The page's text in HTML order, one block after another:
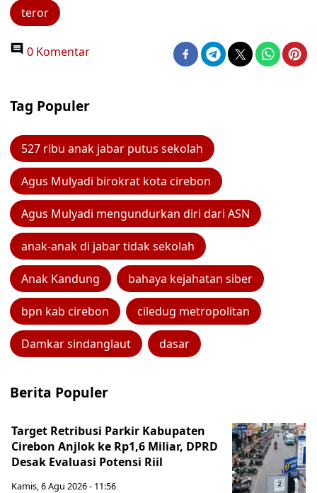
teror
0 Komentar
Tag Populer
527 ribu anak jabar putus sekolah
Agus Mulyadi birokrat kota cirebon
Agus Mulyadi mengundurkan diri dari ASN
anak-anak di jabar tidak sekolah
Anak Kandung bahaya kejahatan siber
bpn kab cirebon ciledug metropolitan
Damkar sindanglaut dasar
Berita Populer
Target Retribusi Parkir Kabupaten
Cirebon Anjlok ke Rp1,6 Miliar, DPRD
Desak Evaluasi Potensi Riil
Kamis, 6 Agu 2026 - 11:56